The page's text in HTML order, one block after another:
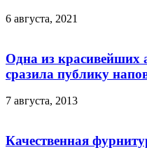
6 августа, 2021
Одна из красивейших
сразила публику
7 августа, 2013
Качественная